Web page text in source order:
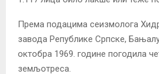
Према подацима сеизмолога
завода Републике Српске,
октобра 1969. године погодила
земљотреса.